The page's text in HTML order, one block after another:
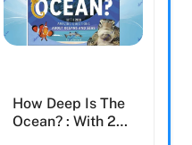
How Deep Is The
Ocean? : With 200